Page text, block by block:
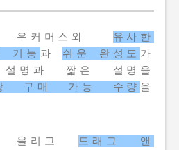
우커머스와 유사한
기능 과 쉬운 완성도 가
명과 짧은 설명을
구매 가능 수량 을
올리고 드래그 앤